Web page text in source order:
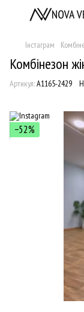
Інстаграм
Комбінезон
Артикул:А1165-2429
−52%